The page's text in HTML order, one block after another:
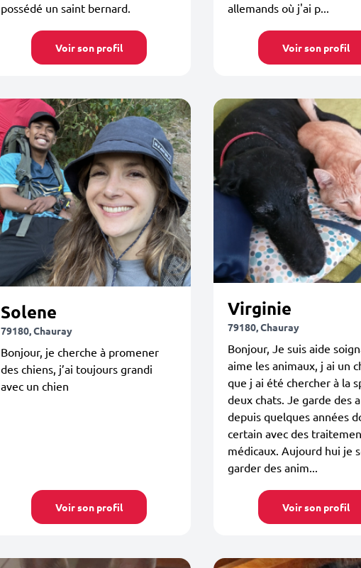
possédé un saint bernard.
Voir son profil
allemands où j'ai p...
Voir son profil
Solene
79180, Chauray
Bonjour, je cherche à promener
des chiens, j’ai toujours grandi
avec un chien
Voir son profil
Virginie
79180, Chauray
Bonjour, Je suis aide
aime les animaux, j ai un
que j ai été chercher à la
deux chats. Je garde des
depuis quelques années
certain avec des
médicaux. Aujourd hui je
garder des anim...
Voir son profil